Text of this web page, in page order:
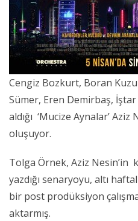
Cengiz Bozkurt, Boran
Sümer, Eren Demirbaş, İştar
aldığı ‘Mucize Aynalar’Aziz
oluşuyor.
Tolga Örnek, Aziz Nesin’in
yazdığı senaryoyu, altı
bir post prodüksiyon
aktarmış.